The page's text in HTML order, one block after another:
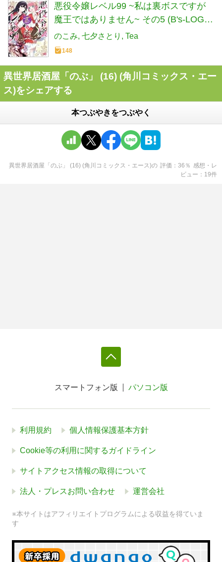
悪役令嬢レベル99 ~私は裏ボスですが
魔王ではありません~ その5 (B's-LOG
COMICS)
のこみ 七夕さとり Tea
148
異世界居酒屋「のぶ」 (16) (角川コミックス・エー
ス)をシェアする
本つぶやきをつぶやく
異世界居酒屋「のぶ」 (16) (角川コミックス・エース)の 評価 36 ％ 感想・レ
ビュー
19件
スマートフォン版 パソコン版
利用規約 個人情報保護基本方針
Cookie等の利用に関するガイドライン
サイトアクセス情報の取得について
法人・プレスお問い合わせ 運営会社
※本サイトはアフィリエイトプログラムによる収益を得ていま
す